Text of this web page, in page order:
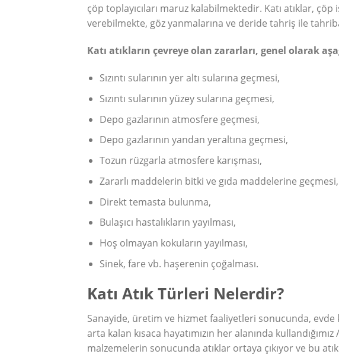
çöp toplayıcıları maruz kalabilmektedir. Katı atıklar,
verebilmekte, göz yanmalarına ve deride tahriş ile
Katı atıkların çevreye olan zararları, genel olarak
Sızıntı sularının yer altı sularına geçmesi,
Sızıntı sularının yüzey sularına geçmesi,
Depo gazlarının atmosfere geçmesi,
Depo gazlarının yandan yeraltına geçmesi,
Tozun rüzgarla atmosfere karışması,
Zararlı maddelerin bitki ve gıda maddelerine geçmesi,
Direkt temasta bulunma,
Bulaşıcı hastalıkların yayılması,
Hoş olmayan kokuların yayılması,
Sinek, fare vb. haşerenin çoğalması.
Katı Atık Türleri Nelerdir?
Sanayide, üretim ve hizmet faaliyetleri sonucunda, evde
arta kalan kısaca hayatımızın her alanında
malzemelerin sonucunda atıklar ortaya çıkıyor ve bu